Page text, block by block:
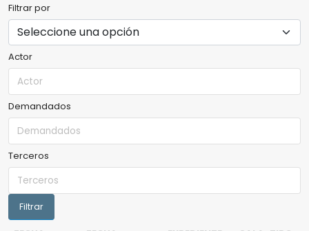
Filtrar por
Actor
Demandados
Terceros